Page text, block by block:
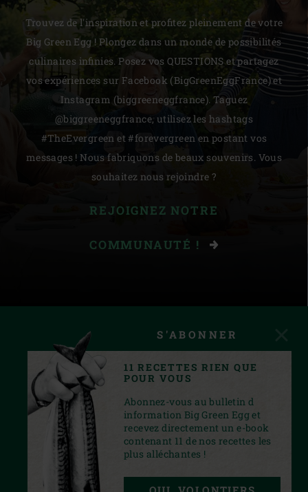
Trouvez de l'inspiration et profitez pleinement de votre
Big Green Egg ! Plongez dans un monde de possibilités
culinaires infinies. Posez vos QUESTIONS et partagez
vos expériences sur Facebook (BigGreenEggFrance) et
Instagram (biggreeneggfrance). Taguez
@biggreeneggfrance, utilisez les hashtags
#TheEvergreen et #forevergreen en postant vos
messages ! Nous fabriquons de beaux souvenirs. Vous
souhaitez nous rejoindre ?
REJOIGNEZ NOTRE
COMMUNAUTÉ !
S'ABONNER
11 RECETTES RIEN QUE
POUR VOUS
Abonnez-vous au bulletin d
information Big Green Egg et
recevez directement un e-book
contenant 11 de nos recettes les
plus alléchantes !